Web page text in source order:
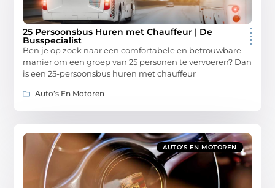
25 Persoonsbus Huren met Chauffeur | De
Busspecialist
Ben je op zoek naar een comfortabele en betrouwbare
manier om een groep van 25 personen te vervoeren? Dan
is een 25-persoonsbus huren met chauffeur
Auto’s En Motoren
AUTO’S EN MOTOREN